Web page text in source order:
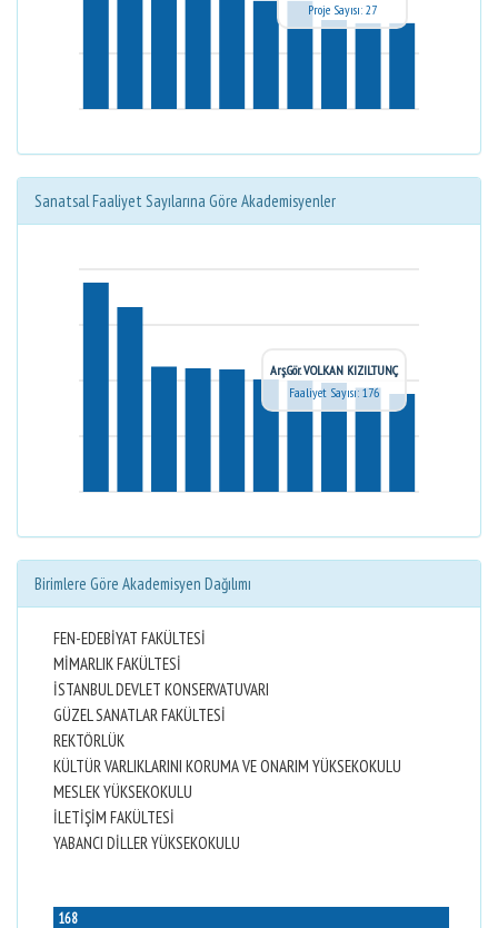
Proje Sayısı: 27
Sanatsal Faaliyet Sayılarına Göre Akademisyenler
Arş.Gör. VOLKAN KIZILTUNÇ
Faaliyet Sayısı: 176
Birimlere Göre Akademisyen Dağılımı
FEN-EDEBİYAT FAKÜLTESİ
MİMARLIK FAKÜLTESİ
İSTANBUL DEVLET KONSERVATUVARI
GÜZEL SANATLAR FAKÜLTESİ
REKTÖRLÜK
KÜLTÜR VARLIKLARINI KORUMA VE ONARIM YÜKSEKOKULU
MESLEK YÜKSEKOKULU
İLETİŞİM FAKÜLTESİ
YABANCI DİLLER YÜKSEKOKULU
168